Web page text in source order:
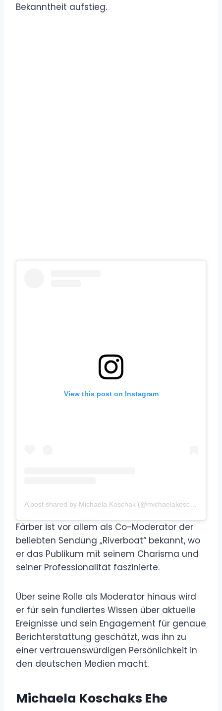
Bekanntheit aufstieg.
View this post on Instagram
Färber ist vor allem als Co-Moderator der
beliebten Sendung „Riverboat“ bekannt, wo
er das Publikum mit seinem Charisma und
seiner Professionalität faszinierte.
Über seine Rolle als Moderator hinaus wird
er für sein fundiertes Wissen über aktuelle
Ereignisse und sein Engagement für genaue
Berichterstattung geschätzt, was ihn zu
einer vertrauenswürdigen Persönlichkeit in
den deutschen Medien macht.
Michaela Koschaks Ehe